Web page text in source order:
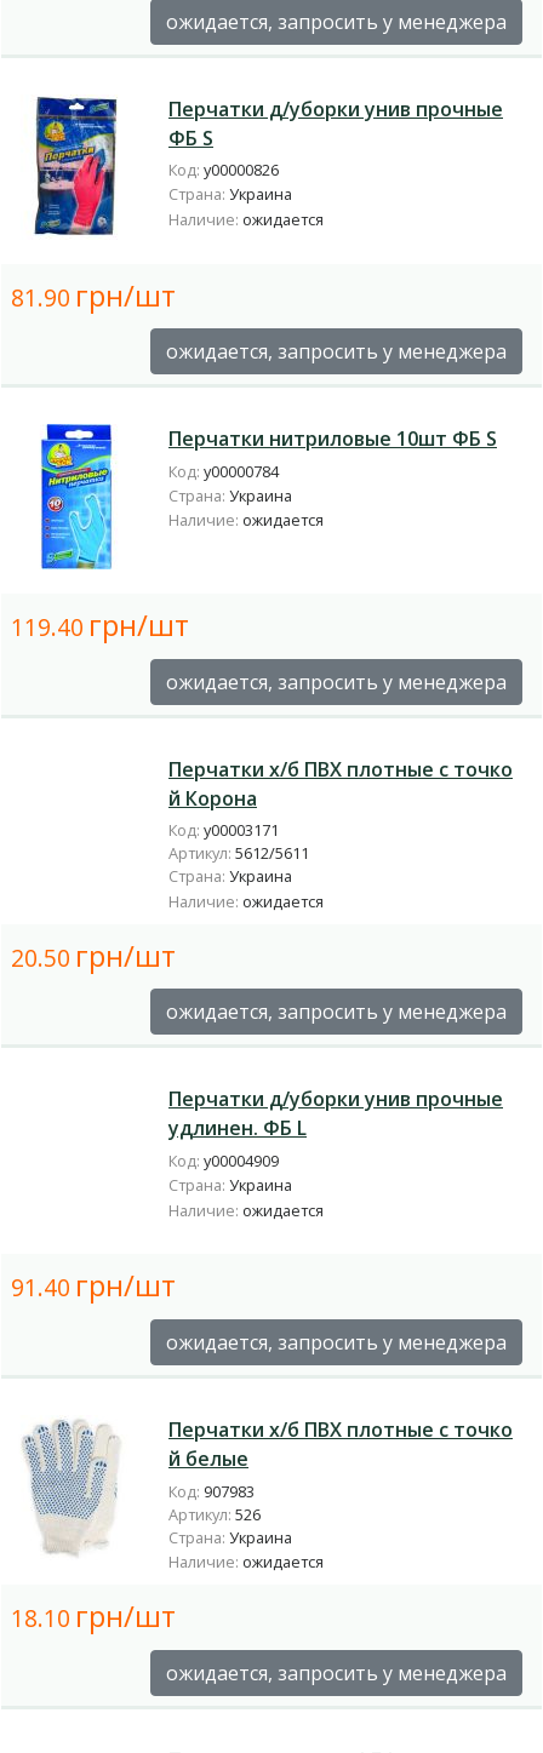
ожидается, запросить у менеджера
Перчатки д/уборки унив прочные
ФБ S
Код: у00000826
Страна: Украина
Наличие: ожидается
81.90 грн/шт
ожидается, запросить у менеджера
Перчатки нитриловые 10шт ФБ S
Код: у00000784
Страна: Украина
Наличие: ожидается
119.40 грн/шт
ожидается, запросить у менеджера
Перчатки х/б ПВХ плотные с точко
й Корона
Код: у00003171
Артикул: 5612/5611
Страна: Украина
Наличие: ожидается
20.50 грн/шт
ожидается, запросить у менеджера
Перчатки д/уборки унив прочные
удлинен. ФБ L
Код: у00004909
Страна: Украина
Наличие: ожидается
91.40 грн/шт
ожидается, запросить у менеджера
Перчатки х/б ПВХ плотные с точко
й белые
Код: 907983
Артикул: 526
Страна: Украина
Наличие: ожидается
18.10 грн/шт
ожидается, запросить у менеджера